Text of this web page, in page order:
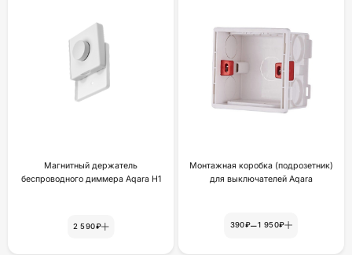
Магнитный держатель
беспроводного диммера Aqara H1
2 590₽
Монтажная коробка (подрозетник)
для выключателей Aqara
390₽–1 950₽